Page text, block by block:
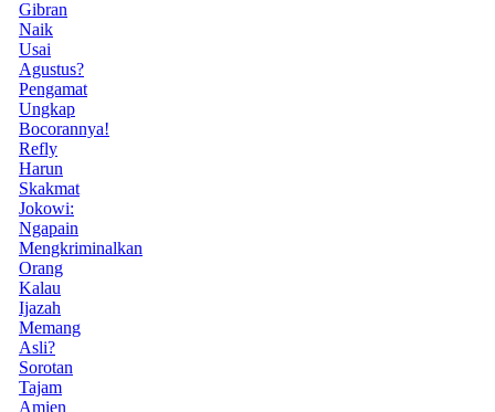
Gibran
Naik
Usai
Agustus?
Pengamat
Ungkap
Bocorannya!
Refly
Harun
Skakmat
Jokowi:
Ngapain
Mengkriminalkan
Orang
Kalau
Ijazah
Memang
Asli?
Sorotan
Tajam
Amien